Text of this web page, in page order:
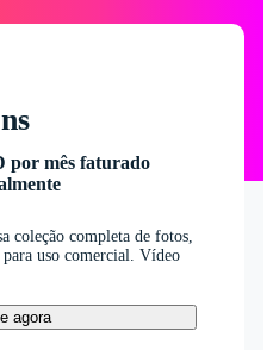
por mês faturado
coleção completa de fotos,
uso comercial. Vídeo
agora